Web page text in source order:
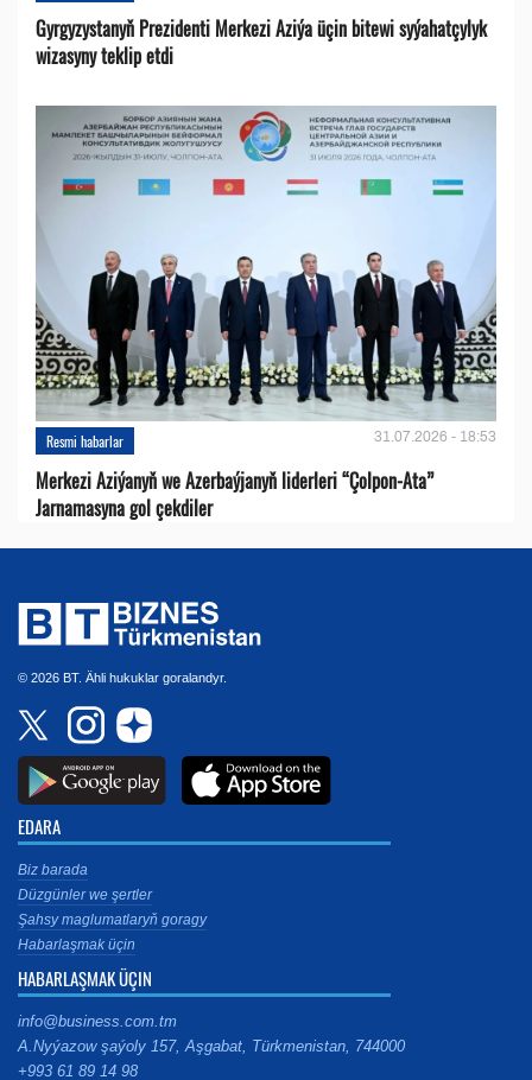
Gyrgyzystanyň Prezidenti Merkezi Aziýa üçin bitewi syýahatçylyk
wizasyny teklip etdi
Resmi habarlar 31.07.2026 - 18:53
Merkezi Aziýanyň we Azerbaýjanyň liderleri “Çolpon-Ata”
Jarnamasyna gol çekdiler
© 2026 BT. Ähli hukuklar goralandyr.
EDARA
Biz barada
Düzgünler we şertler
Şahsy maglumatlaryň goragy
Habarlaşmak üçin
HABARLAŞMAK ÜÇIN
info@business.com.tm
A.Nyýazow şaýoly 157, Aşgabat, Türkmenistan, 744000
+993 61 89 14 98